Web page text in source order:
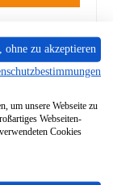
ohne zu akzeptieren
um unsere Webseite zu
Webseiten-
Cookies